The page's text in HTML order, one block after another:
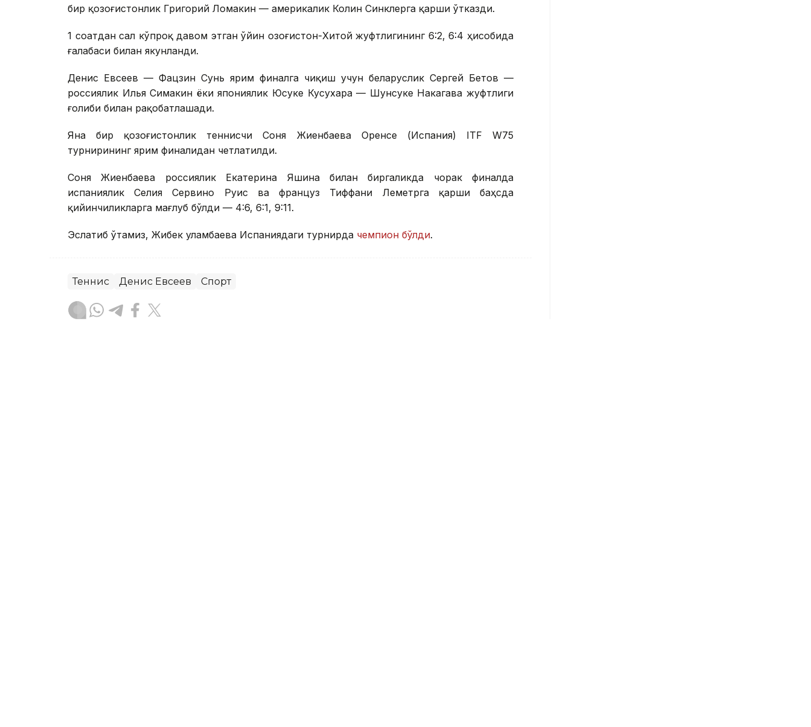
бир қозоғистонлик Григорий Ломакин — америкалик Колин Синклерга қарши ўтказди.
1 соатдан сал кўпроқ давом этган ўйин Қозоғистон-Хитой жуфтлигининг 6:2, 6:4 ҳисобида
ғалабаси билан якунланди.
Денис Евсеев — Фацзин Сунь ярим финалга чиқиш учун беларуслик Сергей Бетов —
россиялик Илья Симакин ёки япониялик Юсуке Кусухара — Шунсуке Накагава жуфтлиги
ғолиби билан рақобатлашади.
Яна бир қозоғистонлик теннисчи Соня Жиенбаева Оренсе (Испания) ITF W75
турнирининг ярим финалидан четлатилди.
Соня Жиенбаева россиялик Екатерина Яшина билан биргаликда чорак финалда
испаниялик Селия Сервино Руис ва француз Тиффани Леметрга қарши баҳсда
қийинчиликларга мағлуб бўлди — 4:6, 6:1, 9:11.
Эслатиб ўтамиз, Жибек Қуламбаева Испаниядаги турнирда чемпион бўлди.
Теннис Денис Евсеев Спорт